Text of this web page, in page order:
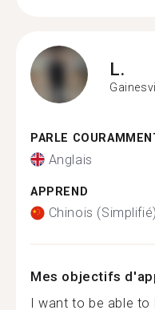
L.
PARLE
Anglais
APPREND
Chinois (Simplifié)
Mes objectifs
I want to be able to